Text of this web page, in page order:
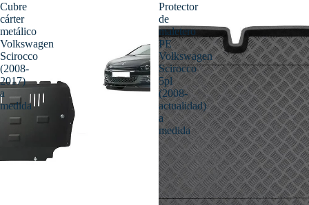
Cubre
cárter
metálico
Volkswagen
Scirocco
(2008-
2017)
a
medida
Protector
de
maletero
PE
Volkswagen
Scirocco
5pl
(2008-
actualidad)
a
medida